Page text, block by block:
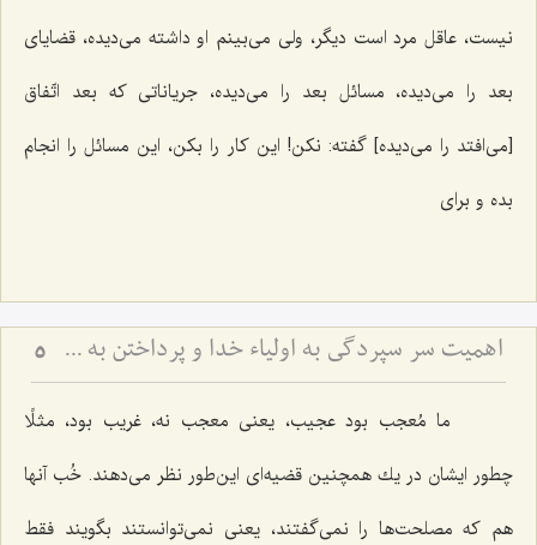
نیست، عاقل مرد است دیگر، ولی می‌بینم او داشته می‌دیده، قضایای
بعد را می‌دیده، مسائل بعد را می‌دیده، جریاناتی كه بعد اتّفاق
[می‌افتد را می‌دیده‌] گفته: نكن! این كار را بكن، این مسائل را انجام
بده و برای‌
اهمیت سر سپردگی به اولیاء خدا و پرداختن به خود (مشهد مقدس) 5
ما مُعجب بود عجیب، یعنی معجب نه، غریب بود، مثلًا
چطور ایشان در یك همچنین قضیه‌ای این‌طور نظر می‌دهند. خُب آنها
هم كه مصلحت‌ها را نمی‌گفتند، یعنی نمی‌توانستند بگویند فقط